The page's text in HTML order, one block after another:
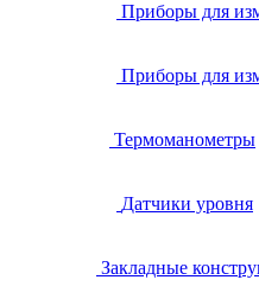
Приборы для
Приборы для
Термоманометры
Датчики уровня
Закладные